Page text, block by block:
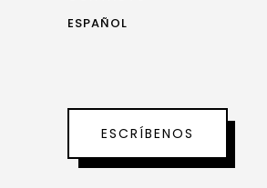
ESPAÑOL
ESCRÍBENOS